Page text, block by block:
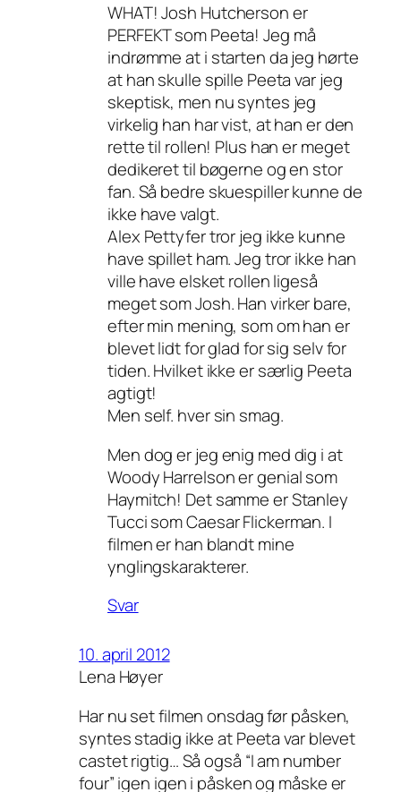
WHAT! Josh Hutcherson er
PERFEKT som Peeta! Jeg må
indrømme at i starten da jeg hørte
at han skulle spille Peeta var jeg
skeptisk, men nu syntes jeg
virkelig han har vist, at han er den
rette til rollen! Plus han er meget
dedikeret til bøgerne og en stor
fan. Så bedre skuespiller kunne de
ikke have valgt.
Alex Pettyfer tror jeg ikke kunne
have spillet ham. Jeg tror ikke han
ville have elsket rollen ligeså
meget som Josh. Han virker bare,
efter min mening, som om han er
blevet lidt for glad for sig selv for
tiden. Hvilket ikke er særlig Peeta
agtigt!
Men self. hver sin smag.
Men dog er jeg enig med dig i at
Woody Harrelson er genial som
Haymitch! Det samme er Stanley
Tucci som Caesar Flickerman. I
filmen er han blandt mine
ynglingskarakterer.
Svar
10. april 2012
Lena Høyer
Har nu set filmen onsdag før påsken,
syntes stadig ikke at Peeta var blevet
castet rigtig… Så også “I am number
four” igen igen i påsken og måske er